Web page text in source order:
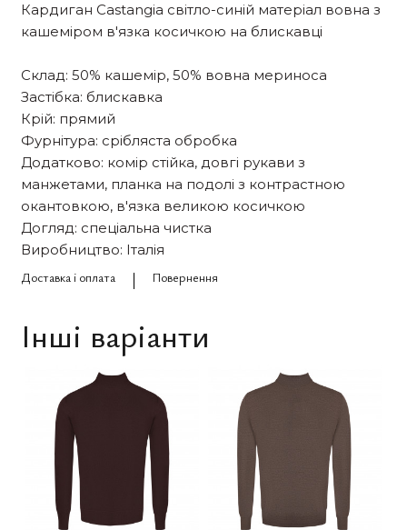
Кардиган Castangia світло-синій матеріал вовна з
кашеміром в'язка косичкою на блискавці
Склад: 50% кашемір, 50% вовна мериноса
Застібка: блискавка
Крій: прямий
Фурнітура: срібляста обробка
Додатково: комір стійка, довгі рукави з
манжетами, планка на подолі з контрастною
окантовкою, в'язка великою косичкою
Догляд: спеціальна чистка
Виробництво: Італія
Доставка і оплата
Повернення
Інші варіанти